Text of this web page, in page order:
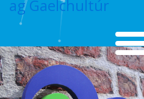
ag Gaelchultúr